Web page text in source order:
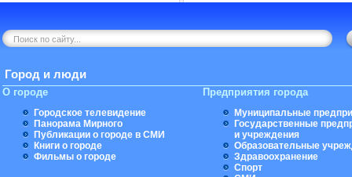
Город и люди
О городе
Городское телевидение
Панорама Мирного
Публикации о городе в СМИ
Книги о городе
Фильмы о городе
Предприятия города
Муниципальные
Государственные
и учреждения
Образовательные
Здравоохранение
Спорт